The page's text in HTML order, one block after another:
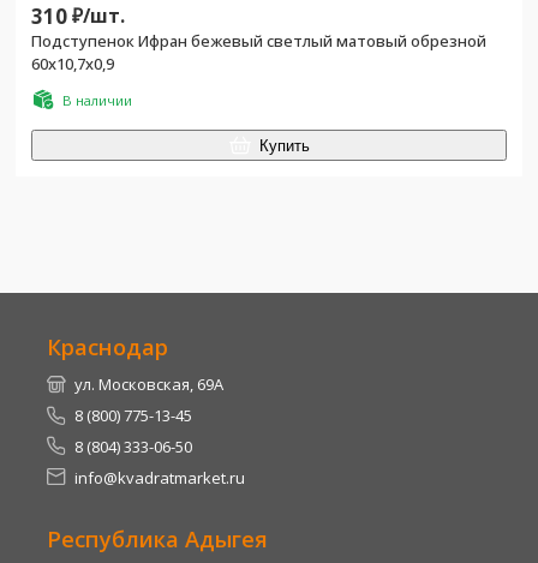
310₽/шт.
Подступенок Ифран бежевый светлый матовый обрезной
60x10,7x0,9
В наличии
Купить
Краснодар
ул. Московская, 69А
8 (800) 775-13-45
8 (804) 333-06-50
info@kvadratmarket.ru
Республика Адыгея